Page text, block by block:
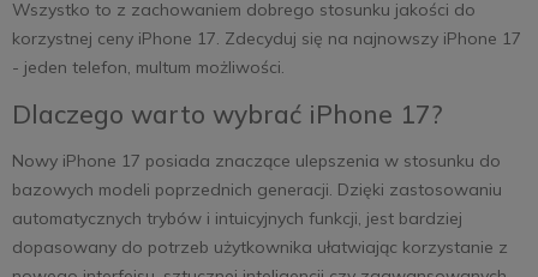
Wszystko to z zachowaniem dobrego stosunku jakości do
korzystnej ceny iPhone 17. Zdecyduj się na najnowszy iPhone 17
- jeden telefon, multum możliwości.
Dlaczego warto wybrać iPhone 17?
Nowy iPhone 17 posiada znaczące ulepszenia w stosunku do
bazowych modeli poprzednich generacji. Dzięki zastosowaniu
automatycznych trybów i intuicyjnych funkcji, jest bardziej
dopasowany do potrzeb użytkownika ułatwiając korzystanie z